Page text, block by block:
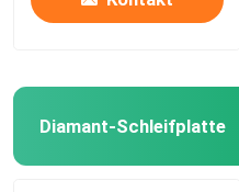
Produkte
Diamant-Schleifplatte